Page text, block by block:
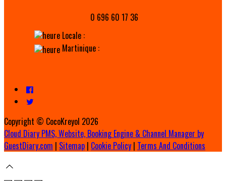
0 696 60 17 36
Locale :
Martinique :
Copyright © CocoKreyol 2026
Cloud Diary PMS, Website, Booking Engine & Channel Manager by
GuestDiary.com | Sitemap | Cookie Policy | Terms And Conditions